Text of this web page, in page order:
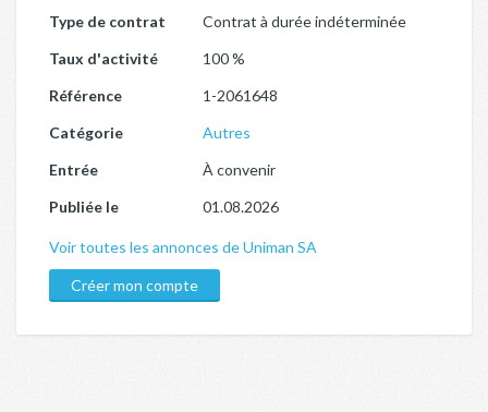
Type de contrat
Contrat à durée indéterminée
Taux d'activité
100 %
Référence
1-2061648
Catégorie
Autres
Entrée
À convenir
Publiée le
01.08.2026
Voir toutes les annonces de Uniman SA
Créer mon compte